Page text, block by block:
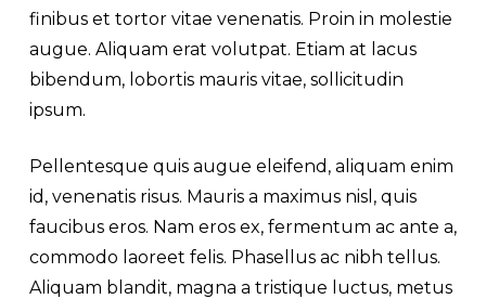
finibus et tortor vitae venenatis. Proin in molestie
augue. Aliquam erat volutpat. Etiam at lacus
bibendum, lobortis mauris vitae, sollicitudin
ipsum.
Pellentesque quis augue eleifend, aliquam enim
id, venenatis risus. Mauris a maximus nisl, quis
faucibus eros. Nam eros ex, fermentum ac ante a,
commodo laoreet felis. Phasellus ac nibh tellus.
Aliquam blandit, magna a tristique luctus, metus